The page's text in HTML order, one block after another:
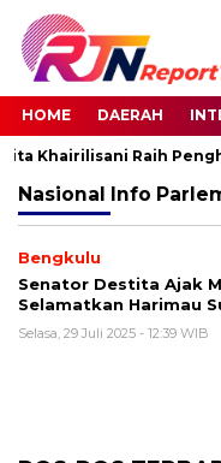
HOME DAERAH
Khairilisani Raih
Nasional Info
Bengkulu
Senator Destita Ajak
Selamatkan Harimau
Selasa, 29 Juli 2025 - 12:39 WIB